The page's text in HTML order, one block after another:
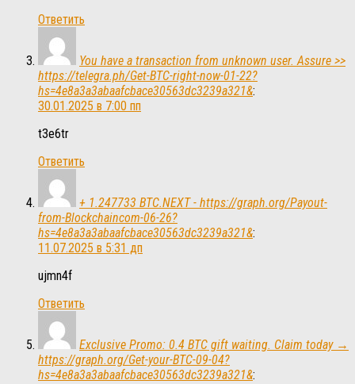
Ответить
You have a transaction from unknown user. Assure >>
https://telegra.ph/Get-BTC-right-now-01-22?
hs=4e8a3a3abaafcbace30563dc3239a321&:
30.01.2025 в 7:00 пп
t3e6tr
Ответить
+ 1.247733 BTC.NEXT - https://graph.org/Payout-
from-Blockchaincom-06-26?
hs=4e8a3a3abaafcbace30563dc3239a321&:
11.07.2025 в 5:31 дп
ujmn4f
Ответить
Exclusive Promo: 0.4 BTC gift waiting. Claim today →
https://graph.org/Get-your-BTC-09-04?
hs=4e8a3a3abaafcbace30563dc3239a321&: